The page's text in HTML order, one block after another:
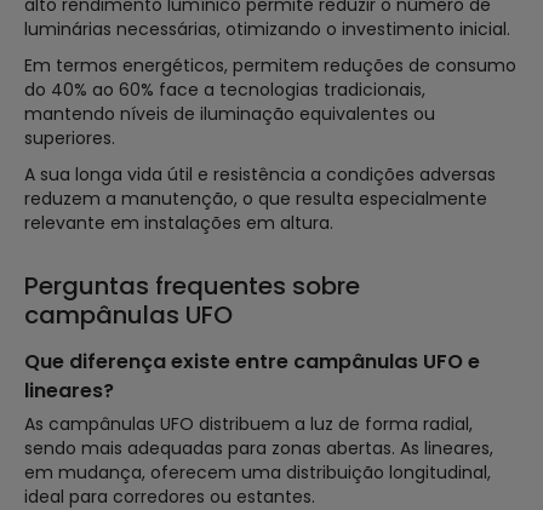
luminárias necessárias, otimizando o investimento inicial.
Em termos energéticos, permitem reduções de consumo
do 40% ao 60% face a tecnologias tradicionais,
mantendo níveis de iluminação equivalentes ou
superiores.
A sua longa vida útil e resistência a condições adversas
reduzem a manutenção, o que resulta especialmente
relevante em instalações em altura.
Perguntas frequentes sobre
campânulas UFO
Que diferença existe entre campânulas UFO e
lineares?
As campânulas UFO distribuem a luz de forma radial,
sendo mais adequadas para zonas abertas. As lineares,
em mudança, oferecem uma distribuição longitudinal,
ideal para corredores ou estantes.